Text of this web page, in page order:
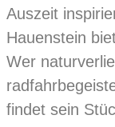
Auszeit
Hauenstein
Wer
findet sein